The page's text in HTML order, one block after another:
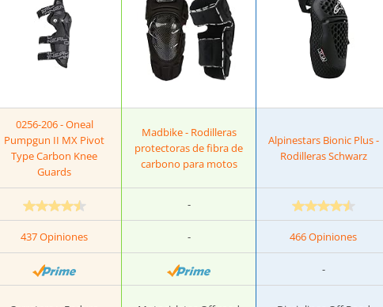
0256-206 - Oneal
Pumpgun II MX Pivot
Type Carbon Knee
Guards
Madbike - Rodilleras
protectoras de fibra de
carbono para motos
Alpinestars Bionic Plus -
Rodilleras Schwarz
-
437 Opiniones - 466 Opiniones
-